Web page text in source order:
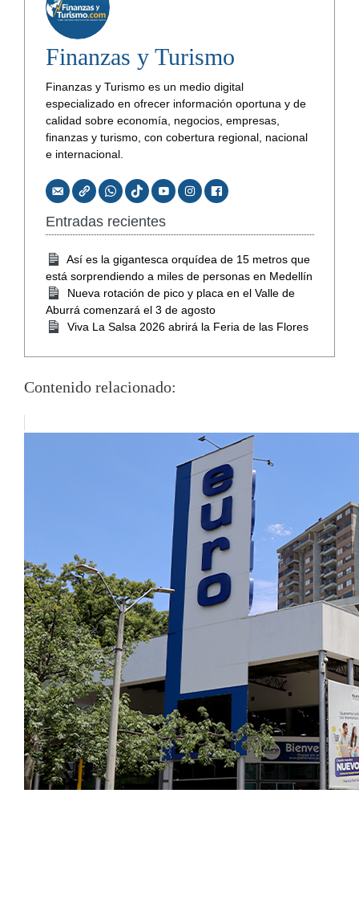
Finanzas y Turismo
Finanzas y Turismo es un medio digital
especializado en ofrecer información oportuna y de
calidad sobre economía, negocios, empresas,
finanzas y turismo, con cobertura regional, nacional
e internacional.
Entradas recientes
Así es la gigantesca orquídea de 15 metros que
está sorprendiendo a miles de personas en Medellín
Nueva rotación de pico y placa en el Valle de
Aburrá comenzará el 3 de agosto
Viva La Salsa 2026 abrirá la Feria de las Flores
Contenido relacionado: